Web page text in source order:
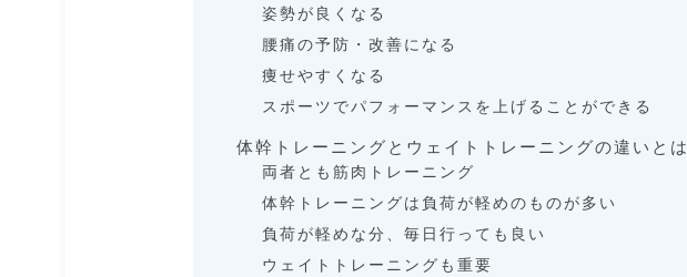
姿勢が良くなる
腰痛の予防・改善になる
痩せやすくなる
スポーツでパフォーマンスを上げることができる
体幹トレーニングとウェイトトレーニングの違いとは
両者とも筋肉トレーニング
体幹トレーニングは負荷が軽めのものが多い
負荷が軽めな分、毎日行っても良い
ウェイトトレーニングも重要